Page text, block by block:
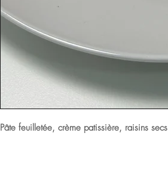
Pâte feuilletée, crème patissière, raisins secs